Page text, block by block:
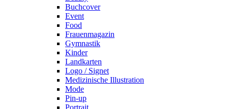
Buchcover
Event
Food
Frauenmagazin
Gymnastik
Kinder
Landkarten
Logo / Signet
Medizinische Illustration
Mode
Pin-up
Portrait